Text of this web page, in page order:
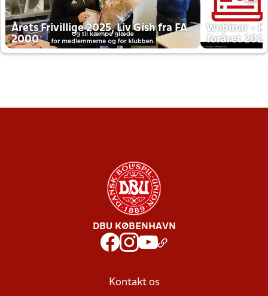
Årets Frivillige 2025, Liv Gish fra FA
2000
Webinar -
foråret
DBU KØBENHAVN
Kontakt os